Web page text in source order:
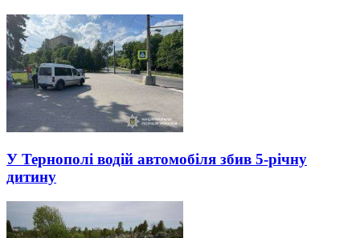
У Тернополі водій автомобіля збив 5-річну
дитину